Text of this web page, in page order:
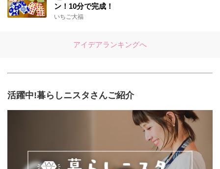
ン！10分で完成！
いちご大福
アイデアランキングへ
活躍中!暮らしニスタさんご紹介